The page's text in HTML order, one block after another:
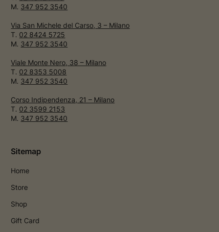
M. 347 952 3540
Via San Michele del Carso, 3 – Milano
T. 02 8424 5725
M. 347 952 3540
Viale Monte Nero, 38 – Milano
T. 02 8353 5008
M. 347 952 3540
Corso Indipendenza, 21 – Milano
T. 02 3599 2153
M. 347 952 3540
Sitemap
Home
Store
Shop
Gift Card